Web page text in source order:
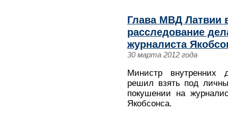
Глава МВД Латвии
расследование
журналиста
30 марта 2012 года
Министр внутренних
решил взять под
покушении на
Якобсонса.